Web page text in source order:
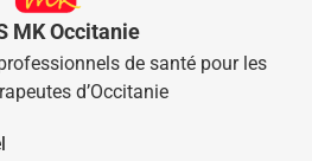
MK Occitanie
de santé pour les
d’Occitanie